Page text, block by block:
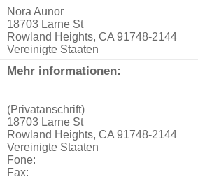
Nora Aunor
18703 Larne St
Rowland Heights, CA 91748-2144
Vereinigte Staaten
Mehr informationen:
(Privatanschrift)
18703 Larne St
Rowland Heights, CA 91748-2144
Vereinigte Staaten
Fone:
Fax: